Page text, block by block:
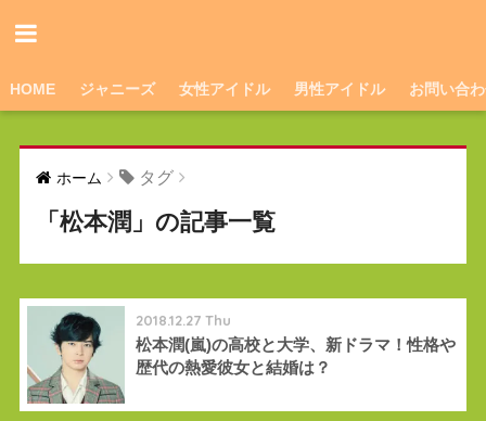
HOME ジャニーズ 女性アイドル 男性アイドル お問い合
ホーム タグ
「松本潤」の記事一覧
2018.12.27 Thu
松本潤(嵐)の高校と大学、新ドラマ！性格や
歴代の熱愛彼女と結婚は？